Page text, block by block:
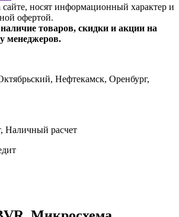
носят информационный характер и
офертой.
товаров, скидки и акции на
менеджеров.
Нефтекамск, Оренбург,
Наличный расчет